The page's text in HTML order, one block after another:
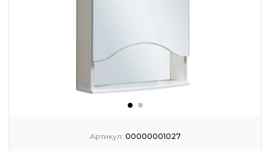
Артикул: 00000001027